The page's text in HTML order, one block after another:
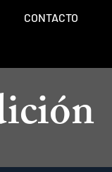
CONTACTO